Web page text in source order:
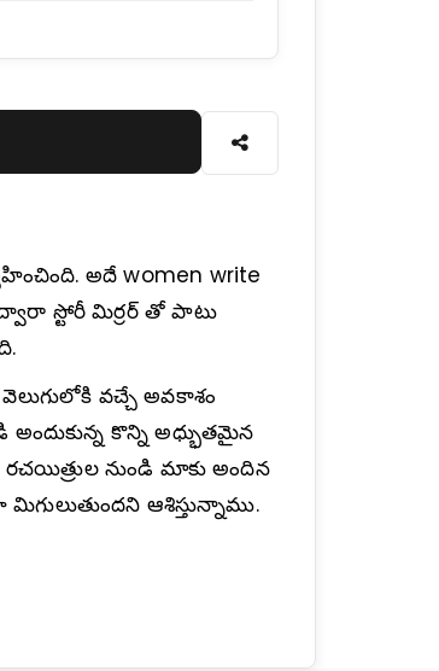
అదే women write
స్టోరీ మిర్రర్ తో పాటు
వచ్చే అవకాశం
కొన్ని అధ్భుతమైన
రచయిత్రుల నుండి మాకు అందిన
ఆశిస్తున్నాము.